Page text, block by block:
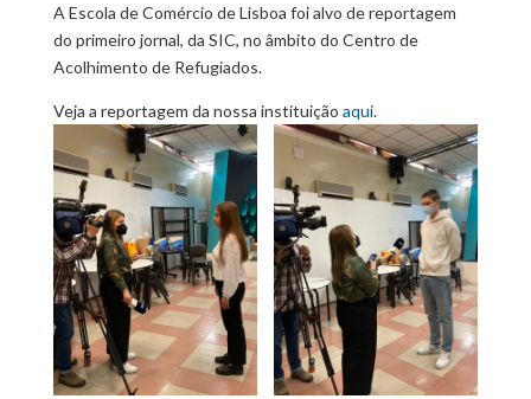
A Escola de Comércio de Lisboa foi alvo de reportagem
do primeiro jornal, da SIC, no âmbito do Centro de
Acolhimento de Refugiados.
Veja a reportagem da nossa instituição aqui.